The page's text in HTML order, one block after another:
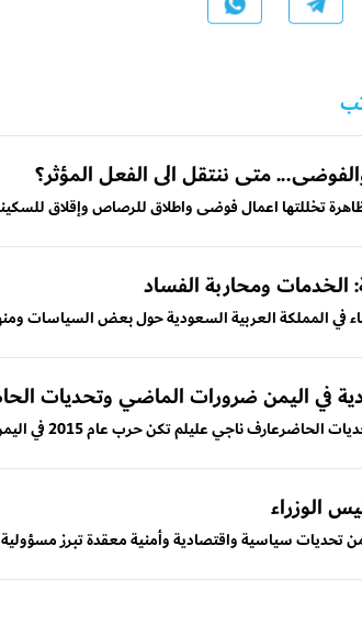
متى ننتقل الى الفعل المؤثر؟
تخللتها اعمال فوضى واطلاق للرصاص وإقلاق
الخدمات ومحاربة الفساد
في المملكة العربية السعودية حول بعض السياسات
في اليمن ضرورات الماضي وتحديات
عليلم تكن حرب عام 2015 في اليمن حدثا عابرا بل جاءت نتيجة مباش...
الوزراء
من تحديات سياسية واقتصادية وأمنية معقدة تبرز